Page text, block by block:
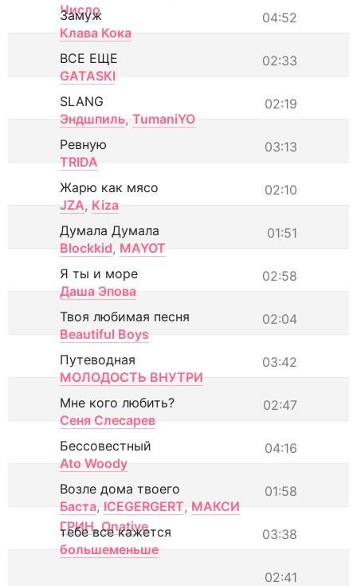
Число
04:52
Замуж
Клава Кока
02:33
ВСЕ ЕЩЕ
GATASKI
02:19
SLANG
Эндшпиль, TumaniYO
03:13
Ревную
TRIDA
02:10
Жарю как мясо
JZA, Kiza
01:51
Думала Думала
Blockkid, MAYOT
02:58
Я ты и море
Даша Эпова
02:04
Твоя любимая песня
Beautiful Boys
03:42
Путеводная
МОЛОДОСТЬ ВНУТРИ
02:47
Мне кого любить?
Сеня Слесарев
04:16
Бессовестный
Ato Woody
01:58
Возле дома твоего
Баста, ICEGERGERT, МАКСИ
ГРИН, Onative 03:38
тебе все кажется
большеменьше
02:41